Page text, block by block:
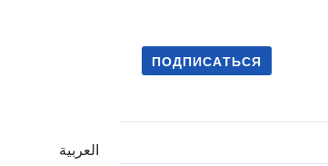
العربية
ПОДПИСАТЬСЯ